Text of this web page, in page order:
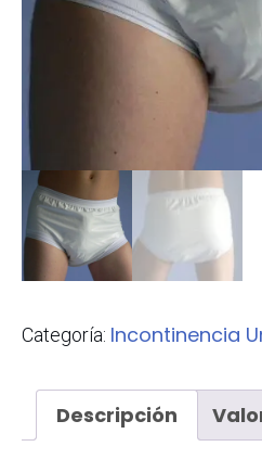
Categoría: Incontinencia
Descripción